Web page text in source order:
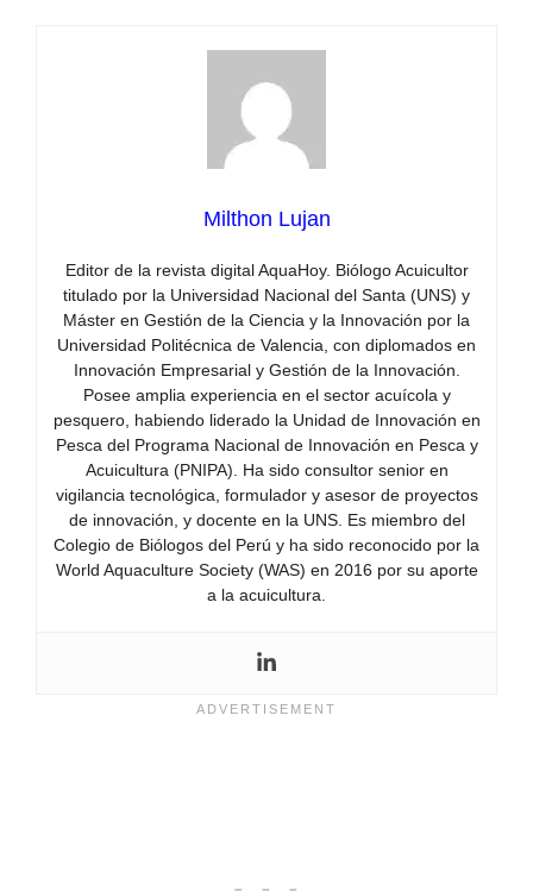
Milthon Lujan
Editor de la revista digital AquaHoy. Biólogo Acuicultor
titulado por la Universidad Nacional del Santa (UNS) y
Máster en Gestión de la Ciencia y la Innovación por la
Universidad Politécnica de Valencia, con diplomados en
Innovación Empresarial y Gestión de la Innovación.
Posee amplia experiencia en el sector acuícola y
pesquero, habiendo liderado la Unidad de Innovación en
Pesca del Programa Nacional de Innovación en Pesca y
Acuicultura (PNIPA). Ha sido consultor senior en
vigilancia tecnológica, formulador y asesor de proyectos
de innovación, y docente en la UNS. Es miembro del
Colegio de Biólogos del Perú y ha sido reconocido por la
World Aquaculture Society (WAS) en 2016 por su aporte
a la acuicultura.